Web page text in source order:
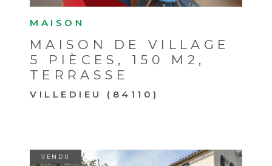
MAISON
MAISON DE VILLAGE
5 PIÈCES, 150 M2,
TERRASSE
VILLEDIEU (84110)
VENDU